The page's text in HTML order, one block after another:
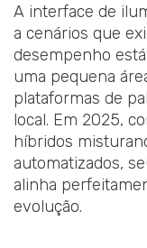
A interface de
a cenários que
desempenho
uma pequena
plataformas de
local. Em 2025,
híbridos
automatizados,
alinha
evolução.